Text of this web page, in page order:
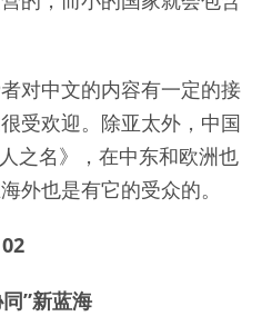
对中文的内容有一定的接
受欢迎。除亚太外，中国
之名》，在中东和欧洲也
外也是有它的受众的。
02
”新蓝海